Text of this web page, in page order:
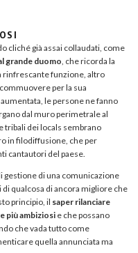
cliché già assai collaudati, come
grande duomo , che ricorda la
rinfrescante funzione, altro
per la sua
le persone ne fanno
dal muro perimetrale al
tribali dei locals sembrano
in filodiffusione, che per
cantautori del paese.
gestione di una comunicazione
qualcosa di ancora migliore che
principio, il saper rilanciare
più ambiziosi e che possano
che vada tutto come
quella annunciata ma